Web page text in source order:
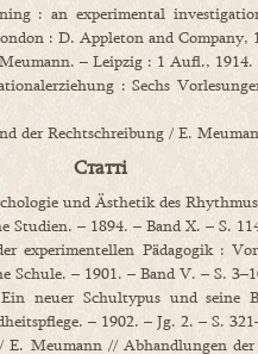
: an experimental
: D. Appleton and Company,
– Leipzig : 1 Aufl., 1914.
: Sechs
der Rechtschreibung / E.
Статті
und Ästhetik des
Studien. – 1894. – Band X. – S.
experimentellen Pädagogik :
Schule. – 1901. – Band V. – S.
Ein neuer Schultypus und
– 1902. – Jg. 2. – S.
E. Meumann // Abhandlungen